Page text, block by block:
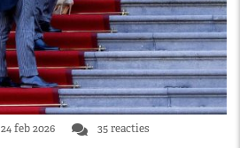
24 feb 2026 35 reacties